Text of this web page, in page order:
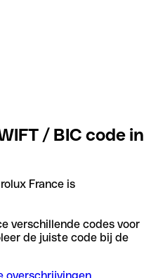
/ BIC code in
France is
verschillende codes voor
de juiste code bij de